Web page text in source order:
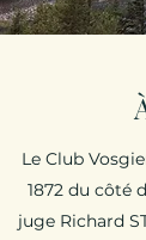
Le Club
1872 du côté
juge Richard